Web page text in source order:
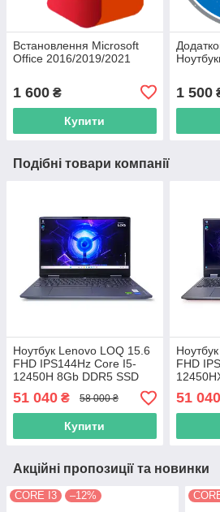
Встановлення Microsoft
Office 2016/2019/2021
1 600 ₴
Купити
1 500
Подібні товари компанії
Ноутбук Lenovo LOQ 15.6
FHD IPS144Hz Core I5-
12450H 8Gb DDR5 SSD
512GB RTX 3050 6GB
15IRH8 (82XV0012US)
8317
51 040 ₴ 58 000 ₴
Купити
FHD
512GB
15IAX9
9157
51 040
Акційні пропозиції та новинки
CORE I3 –12%